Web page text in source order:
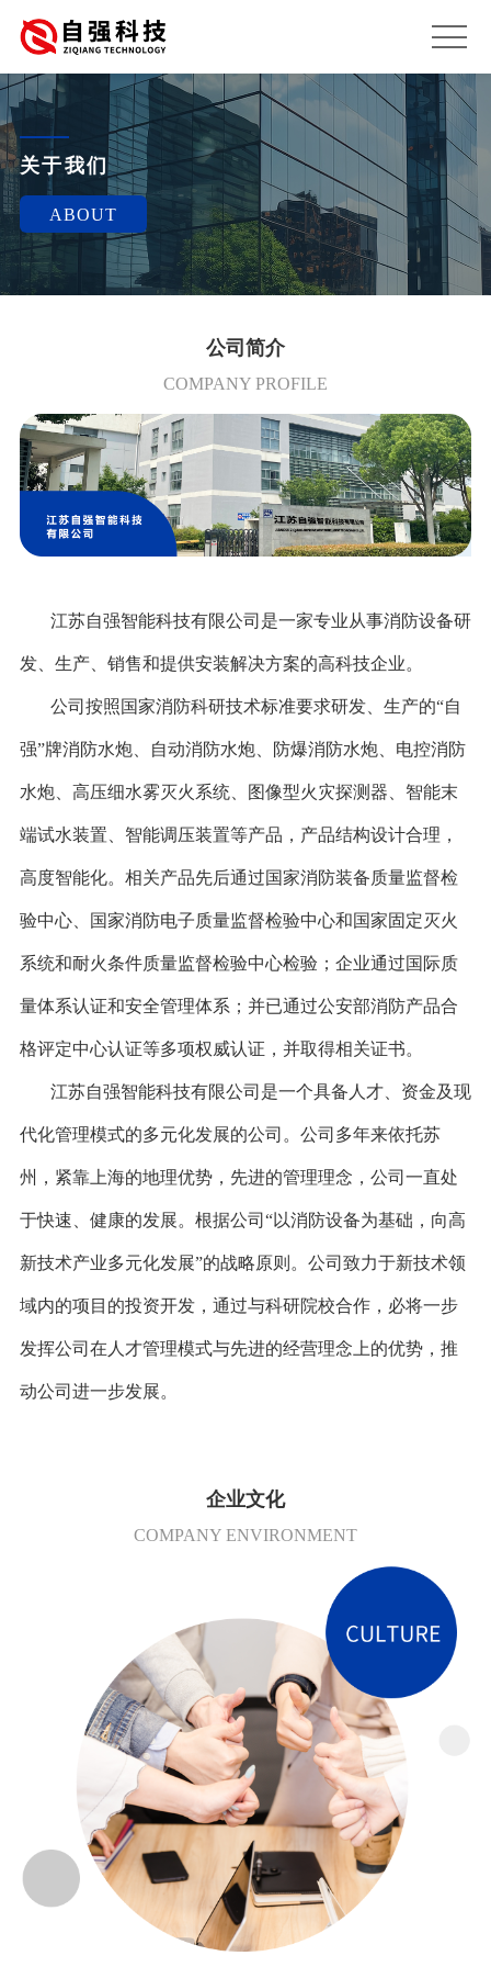
关于我们
ABOUT
公司简介
COMPANY PROFILE
江苏自强智能科技有限公司是一家专业从事消防设备研
发、生产、销售和提供安装解决方案的高科技企业。
公司按照国家消防科研技术标准要求研发、生产的“自
强”牌消防水炮、自动消防水炮、防爆消防水炮、电控消防
水炮、高压细水雾灭火系统、图像型火灾探测器、智能末
端试水装置、智能调压装置等产品，产品结构设计合理，
高度智能化。相关产品先后通过国家消防装备质量监督检
验中心、国家消防电子质量监督检验中心和国家固定灭火
系统和耐火条件质量监督检验中心检验；企业通过国际质
量体系认证和安全管理体系；并已通过公安部消防产品合
格评定中心认证等多项权威认证，并取得相关证书。
江苏自强智能科技有限公司是一个具备人才、资金及现
代化管理模式的多元化发展的公司。公司多年来依托苏
州，紧靠上海的地理优势，先进的管理理念，公司一直处
于快速、健康的发展。根据公司“以消防设备为基础，向高
新技术产业多元化发展”的战略原则。公司致力于新技术领
域内的项目的投资开发，通过与科研院校合作，必将一步
发挥公司在人才管理模式与先进的经营理念上的优势，推
动公司进一步发展。
企业文化
COMPANY ENVIRONMENT